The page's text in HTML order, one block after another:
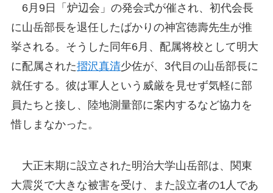
6月9日「炉辺会」の発会式が催され、初代会長
に山岳部長を退任したばかりの神宮徳壽先生が推
挙される。そうした同年6月、配属将校として明大
に配属された摺沢真清少佐が、3代目の山岳部長に
就任する。彼は軍人という威厳を見せず気軽に部
員たちと接し、陸地測量部に案内するなど協力を
惜しまなかった。
大正末期に設立された明治大学山岳部は、関東
大震災で大きな被害を受け、また設立者の1人であ